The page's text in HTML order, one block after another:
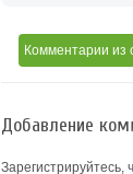
Комментарии из
Добавление
Зарегистрируйтесь,